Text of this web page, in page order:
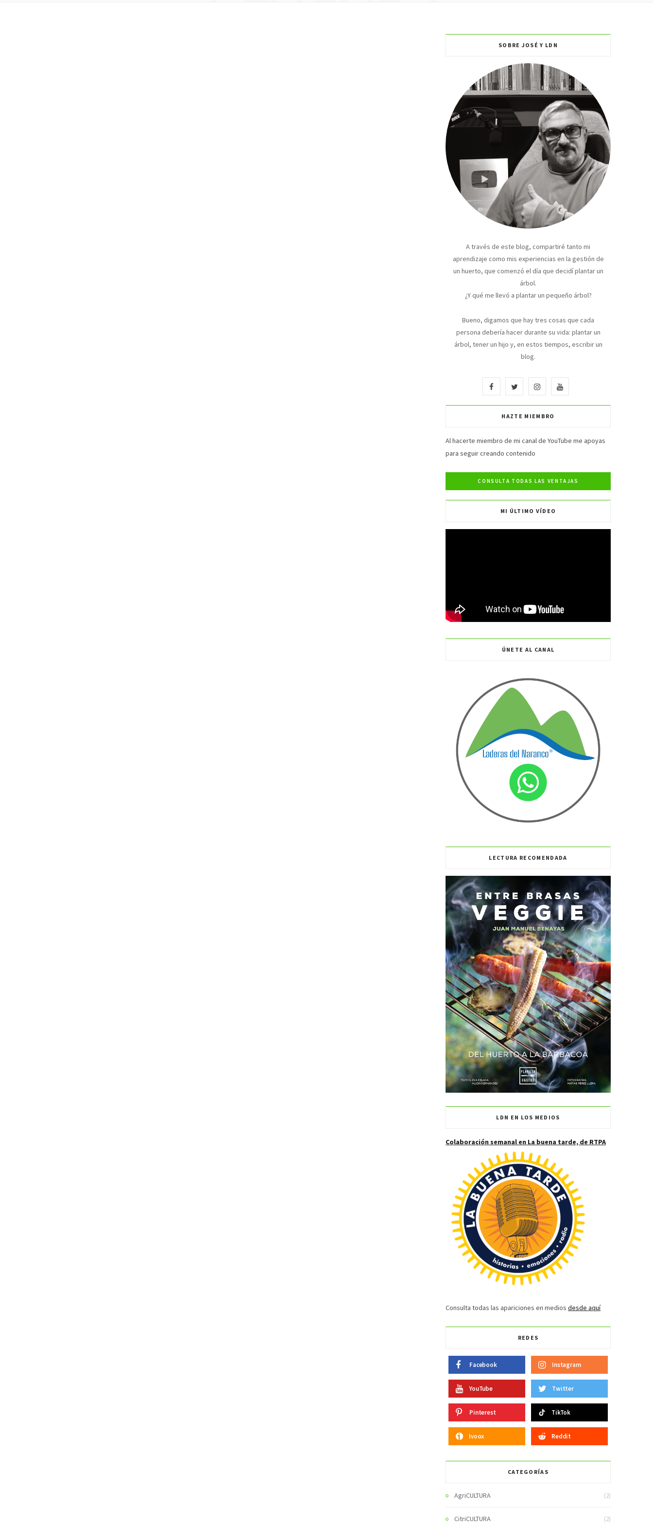
ENFERMEDADES
SOBRE JOSÉ Y LDN
A través de este blog, compartiré tanto mi
aprendizaje como mis experiencias en la gestión de
un huerto, que comenzó el día que decidí plantar un
árbol.
¿Y qué me llevó a plantar un pequeño árbol?
Bueno, digamos que hay tres cosas que cada
persona debería hacer durante su vida: plantar un
árbol, tener un hijo y, en estos tiempos, escribir un
blog.
a
e
b
T
w
t
t
I
n
t
a
m
Y
o
T
HAZTE MIEMBRO
Al hacerte miembro de mi canal de YouTube me apoyas
para seguir creando contenido
MI ÚLTIMO VÍDEO
ÚNETE AL CANAL
LECTURA RECOMENDADA
LDN EN LOS MEDIOS
Colaboración semanal en La buena tarde, de RTPA
Consulta todas las apariciones en medios desde aquí
REDES
Facebook Instagram
YouTube Twitter
Pinterest TikTok
Ivoox Reddit
CATEGORÍAS
AgriCULTURA (2)
CitriCULTURA (2)